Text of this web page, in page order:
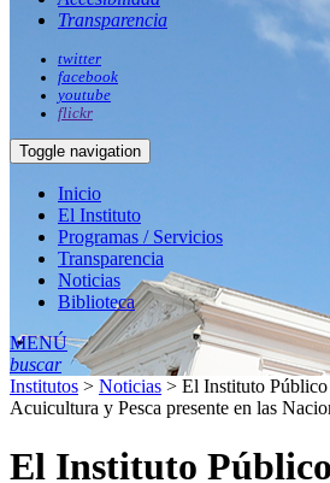
Transparencia
twitter
facebook
youtube
flickr
Toggle navigation
Inicio
El Instituto
Programas / Servicios
Transparencia
Noticias
Biblioteca
MENÚ
buscar
Institutos > Noticias > El Instituto
Acuicultura y Pesca presente en las
El Instituto